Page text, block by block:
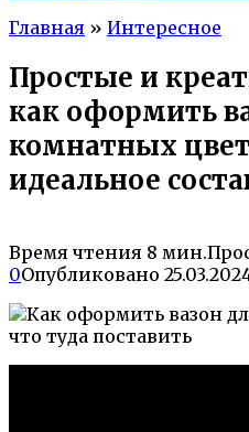
Главная » Интересное
Простые и
как оформить
комнатных
идеальное
Время чтения 8 мин.
0Опубликовано